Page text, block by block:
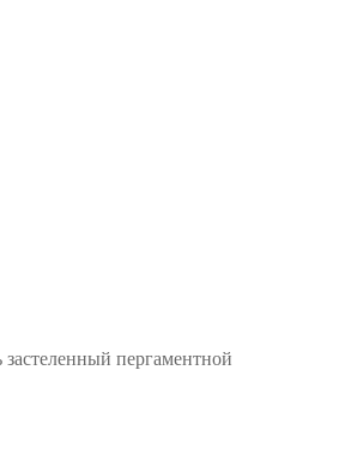
пергаментной